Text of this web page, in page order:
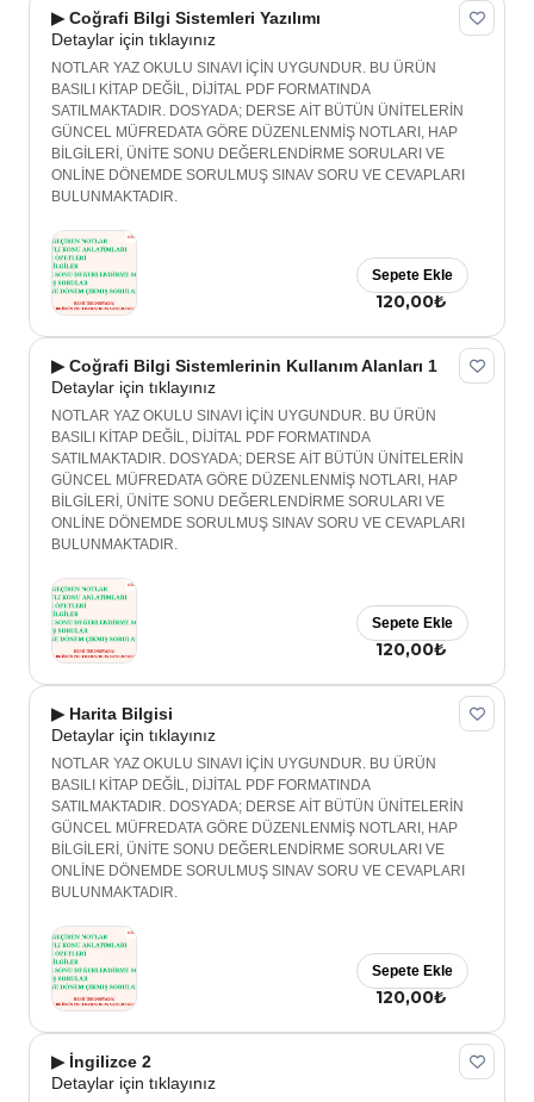
▶ Coğrafi Bilgi Sistemleri Yazılımı
Detaylar için tıklayınız
NOTLAR YAZ OKULU SINAVI İÇİN UYGUNDUR. BU ÜRÜN
BASILI KİTAP DEĞİL, DİJİTAL PDF FORMATINDA
SATILMAKTADIR. DOSYADA; DERSE AİT BÜTÜN ÜNİTELERİN
GÜNCEL MÜFREDATA GÖRE DÜZENLENMİŞ NOTLARI, HAP
BİLGİLERİ, ÜNİTE SONU DEĞERLENDİRME SORULARI VE
ONLİNE DÖNEMDE SORULMUŞ SINAV SORU VE CEVAPLARI
BULUNMAKTADIR.
120,00₺
Sepete Ekle
▶ Coğrafi Bilgi Sistemlerinin Kullanım Alanları 1
Detaylar için tıklayınız
NOTLAR YAZ OKULU SINAVI İÇİN UYGUNDUR. BU ÜRÜN
BASILI KİTAP DEĞİL, DİJİTAL PDF FORMATINDA
SATILMAKTADIR. DOSYADA; DERSE AİT BÜTÜN ÜNİTELERİN
GÜNCEL MÜFREDATA GÖRE DÜZENLENMİŞ NOTLARI, HAP
BİLGİLERİ, ÜNİTE SONU DEĞERLENDİRME SORULARI VE
ONLİNE DÖNEMDE SORULMUŞ SINAV SORU VE CEVAPLARI
BULUNMAKTADIR.
120,00₺
Sepete Ekle
▶ Harita Bilgisi
Detaylar için tıklayınız
NOTLAR YAZ OKULU SINAVI İÇİN UYGUNDUR. BU ÜRÜN
BASILI KİTAP DEĞİL, DİJİTAL PDF FORMATINDA
SATILMAKTADIR. DOSYADA; DERSE AİT BÜTÜN ÜNİTELERİN
GÜNCEL MÜFREDATA GÖRE DÜZENLENMİŞ NOTLARI, HAP
BİLGİLERİ, ÜNİTE SONU DEĞERLENDİRME SORULARI VE
ONLİNE DÖNEMDE SORULMUŞ SINAV SORU VE CEVAPLARI
BULUNMAKTADIR.
120,00₺
Sepete Ekle
▶ İngilizce 2
Detaylar için tıklayınız